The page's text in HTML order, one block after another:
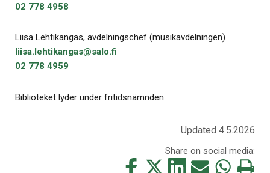
02 778 4958
Liisa Lehtikangas, avdelningschef (musikavdelningen)
liisa.​lehtikangas​@​salo.​fi​
02 778 4959
Biblioteket lyder under fritidsnämnden.
Updated 4.5.2026
Share on social media:
Share Share
ShareShare Share Print